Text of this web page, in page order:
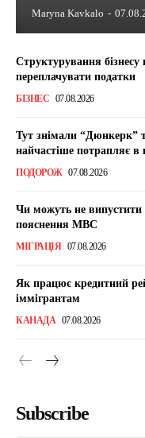
Maryna Kavkalo -
Структурування
переплачувати податки
БІЗНЕС 07.08.2026
Тут знімали “Дюнкерк”
найчастіше потрапляє в
ПОДОРОЖ 07.08.2026
Чи можуть не випустити
пояснення МВС
МІГРАЦІЯ 07.08.2026
Як працює кредитний
іммігрантам
КАНАДА 07.08.2026
Subscribe